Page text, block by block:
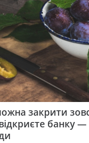
закрити
банку